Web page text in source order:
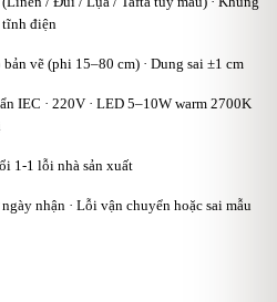
điện
vẽ (phi 15–80 cm) · Dung sai ±1 cm
IEC · 220V · LED 5–10W warm 2700K
1-1 lỗi nhà sản xuất
nhận · Lỗi vận chuyển hoặc sai mẫu